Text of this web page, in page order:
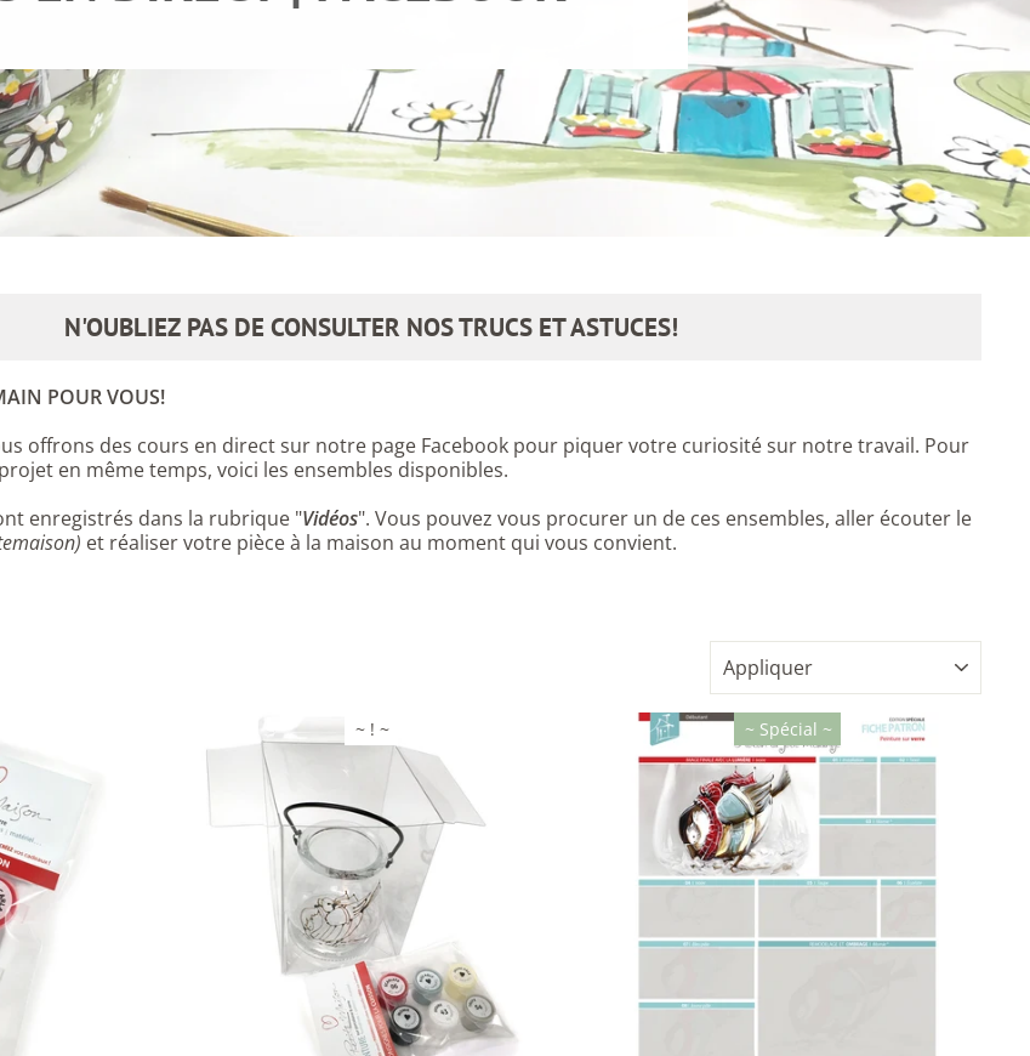
N'OUBLIEZ PAS DE CONSULTER NOS TRUCS ET ASTUCES!
POUR VOUS!
offrons des cours en direct sur notre page Facebook pour piquer votre curiosité sur notre travail. Pour
en même temps, voici les ensembles disponibles.
enregistrés dans la rubrique "Vidéos". Vous pouvez vous procurer un de ces ensembles, aller écouter le
et réaliser votre pièce à la maison au moment qui vous convient.
~ ! ~ ~ Spécial ~